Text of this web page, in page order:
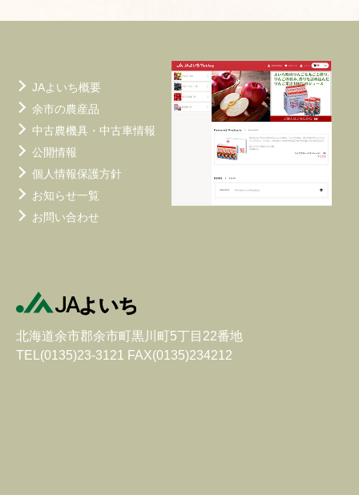
ン
JAよいち概要
余市の農産品
中古農機具・中古車情報
公開情報
個人情報保護方針
お知らせ一覧
お問い合わせ
北海道余市郡余市町黒川町5丁目22番地
TEL(0135)23-3121 FAX(0135)234212